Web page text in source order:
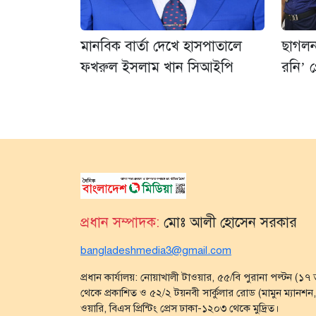
মানবিক বার্তা দেখে হাসপাতালে
ফখরুল ইসলাম খান সিআইপি
রনি’
প্রধান সম্পাদক: মোঃ আলী হোসেন সরকার
bangladeshmedia3@gmail.com
প্রধান কার্যালয়: নোয়াখালী টাওয়ার, ৫৫/বি পুরানা পল্টন
থেকে প্রকাশিত ও ৫২/২ টয়নবী সার্কুলার রোড (মামুন ম্যানশন,
ওয়ারি, বিএস প্রিন্টিং প্রেস ঢাকা-১২০৩ থেকে মুদ্রিত।